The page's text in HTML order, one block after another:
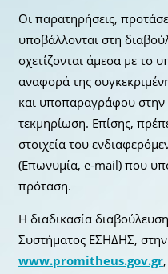
Οι παρατηρήσεις,
υποβάλλονται στη
σχετίζονται άμεσα με το
αναφορά της
και υποπαραγράφου στην
τεκμηρίωση. Επίσης,
στοιχεία του
(Επωνυμία, e-mail) που
πρόταση.
Η διαδικασία
Συστήματος ΕΣΗΔΗΣ, στην
www.promitheus.gov.gr